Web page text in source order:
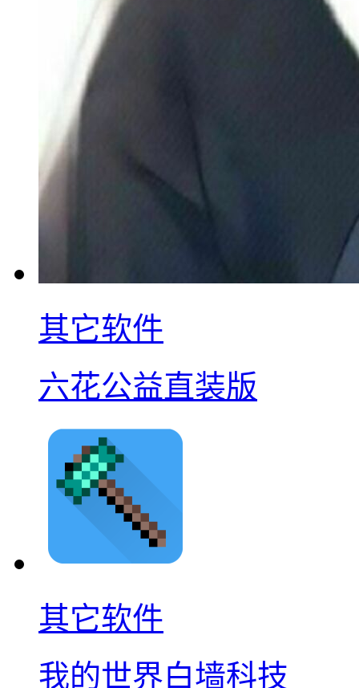
其它软件
六花公益直装版
其它软件
我的世界白墙科技